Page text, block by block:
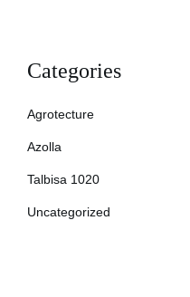
Categories
Agrotecture
Azolla
Talbisa 1020
Uncategorized